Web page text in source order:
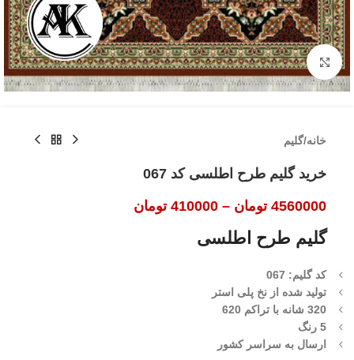
بزرگنمایی تصویر
خانه/گلیم
خرید گلیم طرح اطلسی کد 067
4560000 تومان –
410000 تومان
گلیم طرح اطلسی
کد گلیم: 067
تولید شده از نخ پلی استر
320 شانه با تراکم 620
5 رنگ
ارسال به سراسر کشور